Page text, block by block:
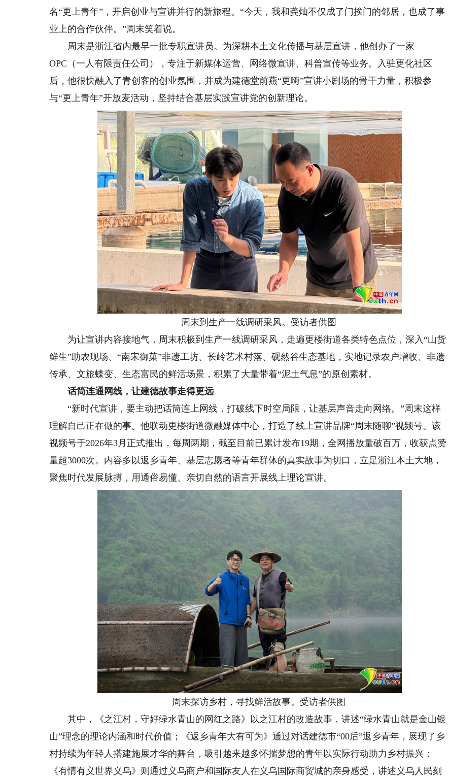
名“更上青年”，开启创业与宣讲并行的新旅程。“今天，我和龚灿不仅成了门挨门的邻居，也成了事
业上的合作伙伴。”周末笑着说。
周末是浙江省内最早一批专职宣讲员。为深耕本土文化传播与基层宣讲，他创办了一家
OPC（一人有限责任公司），专注于新媒体运营、网络微宣讲、科普宣传等业务。入驻更化社区
后，他很快融入了青创客的创业氛围，并成为建德堂前燕“更嗨”宣讲小剧场的骨干力量，积极参
与“更上青年”开放麦活动，坚持结合基层实践宣讲党的创新理论。
周末到生产一线调研采风。受访者供图
为让宣讲内容接地气，周末积极到生产一线调研采风，走遍更楼街道各类特色点位，深入“山货
鲜生”助农现场、“南宋御菓”非遗工坊、长岭艺术村落、砚然谷生态基地，实地记录农户增收、非遗
传承、文旅蝶变、生态富民的鲜活场景，积累了大量带着“泥土气息”的原创素材。
话筒连通网线，让建德故事走得更远
“新时代宣讲，要主动把话筒连上网线，打破线下时空局限，让基层声音走向网络。”周末这样
理解自己正在做的事。他联动更楼街道微融媒体中心，打造了线上宣讲品牌“周末随聊”视频号。该
视频号于2026年3月正式推出，每周两期，截至目前已累计发布19期，全网播放量破百万，收获点赞
量超3000次。内容多以返乡青年、基层志愿者等青年群体的真实故事为切口，立足浙江本土大地，
聚焦时代发展脉搏，用通俗易懂、亲切自然的语言开展线上理论宣讲。
周末探访乡村，寻找鲜活故事。受访者供图
其中，《之江村，守好绿水青山的网红之路》以之江村的改造故事，讲述“绿水青山就是金山银
山”理念的理论内涵和时代价值；《返乡青年大有可为》通过对话建德市“00后”返乡青年，展现了乡
村持续为年轻人搭建施展才华的舞台，吸引越来越多怀揣梦想的青年以实际行动助力乡村振兴；
《有情有义世界义乌》则通过义乌商户和国际友人在义乌国际商贸城的亲身感受，讲述义乌人民刻